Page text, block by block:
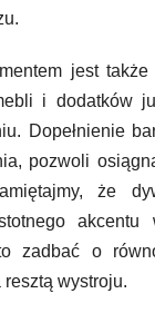
jest
i dodatków
Dopełnienie
pozwoli
że
akcentu
zadbać o
resztą wystroju.